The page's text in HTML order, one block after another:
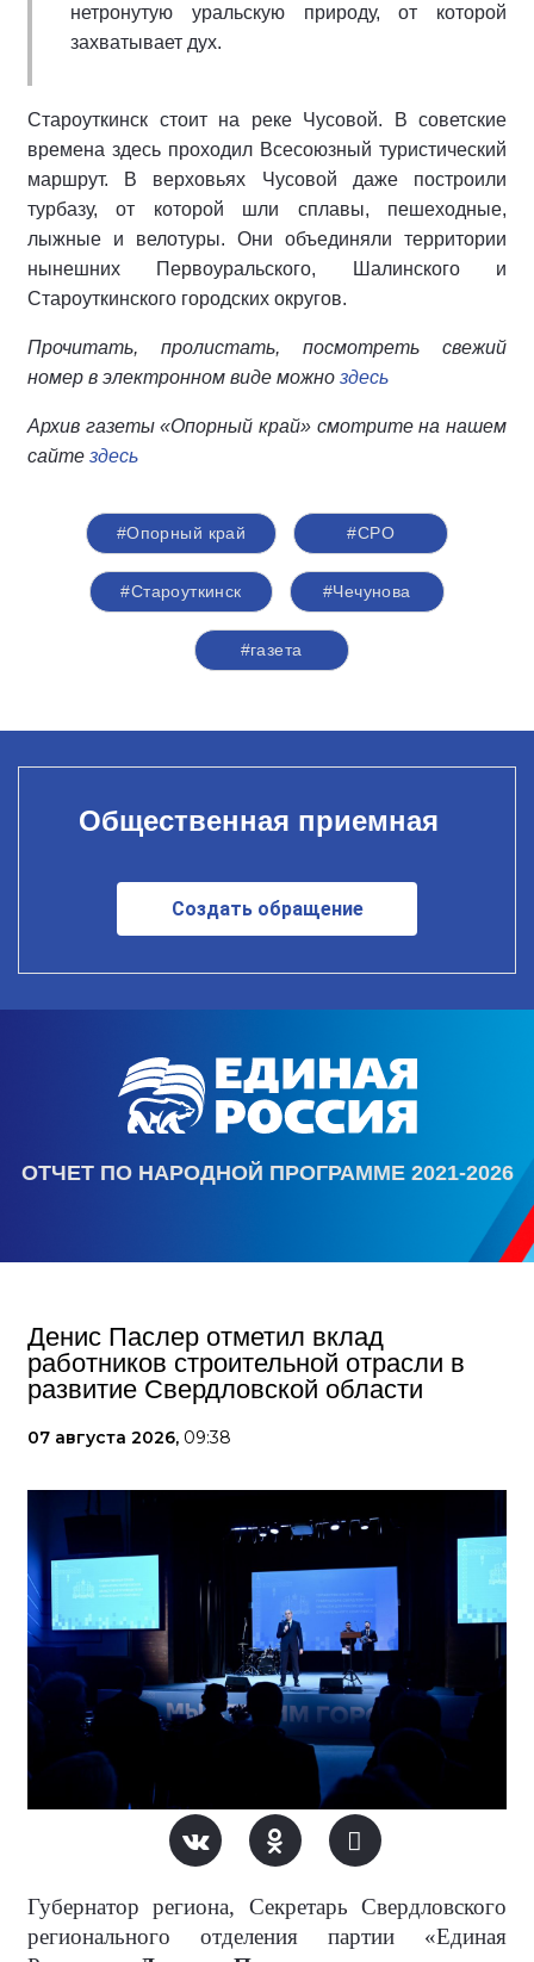
нетронутую уральскую природу, от которой
захватывает дух.
Староуткинск стоит на реке Чусовой. В советские
времена здесь проходил Всесоюзный туристический
маршрут. В верховьях Чусовой даже построили
турбазу, от которой шли сплавы, пешеходные,
лыжные и велотуры. Они объединяли территории
нынешних Первоуральского, Шалинского и
Староуткинского городских округов.
Прочитать, пролистать, посмотреть свежий
номер в электронном виде можно здесь
Архив газеты «Опорный край» смотрите на нашем
сайте здесь
#Опорный край #СРО
#Староуткинск #Чечунова
#газета
Общественная приемная
Создать обращение
ОТЧЕТ ПО НАРОДНОЙ ПРОГРАММЕ 2021-2026
Денис Паслер отметил вклад
работников строительной отрасли в
развитие Свердловской области
07 августа 2026, 09:38
Губернатор региона, Секретарь Свердловского
регионального отделения партии «Единая